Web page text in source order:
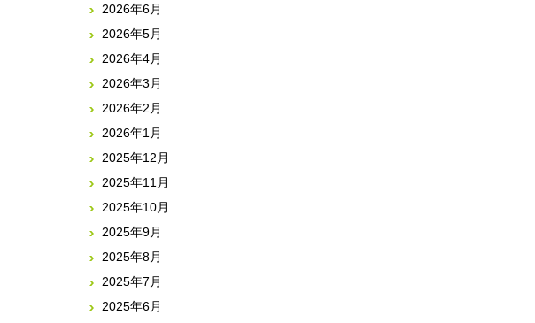
2026年6月
2026年5月
2026年4月
2026年3月
2026年2月
2026年1月
2025年12月
2025年11月
2025年10月
2025年9月
2025年8月
2025年7月
2025年6月